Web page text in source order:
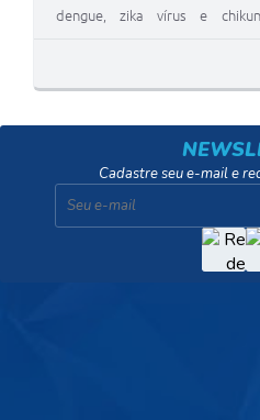
dengue, zika vírus e
Cadastre seu e-mail e